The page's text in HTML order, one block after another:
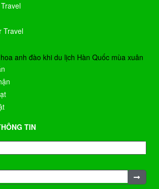
anh đào khi du lịch Hàn Quốc mùa xuân
Travel
TIN